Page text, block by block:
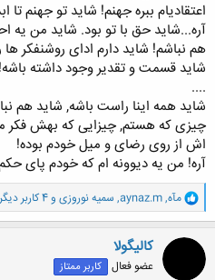
اعتقادیام ببره جهنم! شاید تو جهنم تا
آره...شاید حق با تو بود. شاید من یه
هم نباشم! شاید دارم ادای روشنفکر ها
شاید قسمت و تقدیر وجود داشته
....
شاید همه اینا راست باشه, شاید هم
چیزی که هستم, چیزایی که بهش فکر
اش از روی رضای و میل خودم بوده!
آره! من یه دیوونه ام که خودم پای
و
ا
ک
ن
مآه,
aynaz.m
, سمیه نوروزی و 4 کاربر دیگر
کالیگولا
عضو فعال کاربر ممتاز